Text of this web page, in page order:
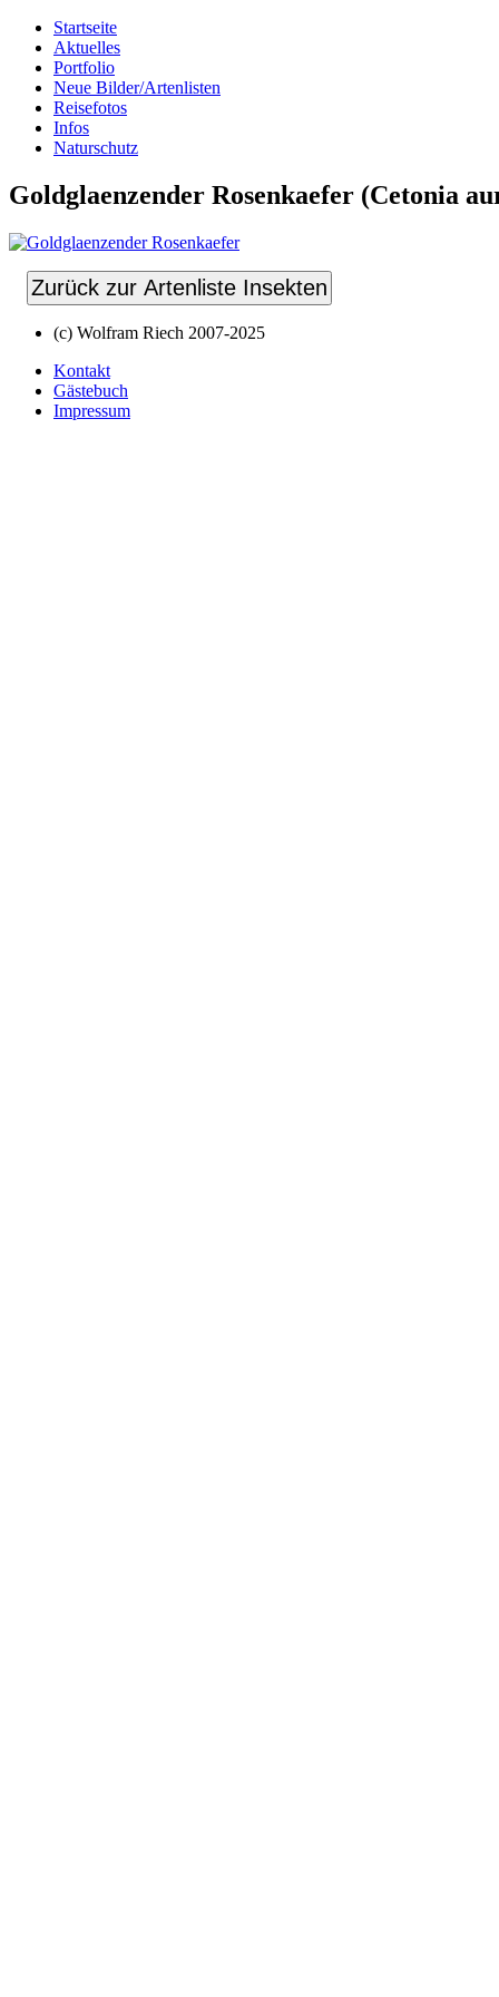
Startseite
Aktuelles
Portfolio
Neue Bilder/Artenlisten
Reisefotos
Infos
Naturschutz
Goldglaenzender Rosenkaefer (Cetonia
Zurück zur Artenliste Insekten
(c) Wolfram Riech 2007-2025
Kontakt
Gästebuch
Impressum